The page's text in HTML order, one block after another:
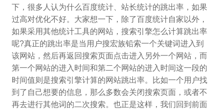
下，很多人认为什么百度统计、站长统计的跳出率，如果
过高对优化不好。大家想一下，除了百度统计自家以外，
如果采用其他统计工具的网站，搜索引擎怎么计算跳出率
呢?真正的跳出率是当用户搜宏族铅索一个关键词进入到
该网站，然后再返回搜索页面点击进入另外一个网站，而
第一个网站的进入时间和第二个网站的进入时间这一段的
时间值则是搜索引擎计算的网站跳出率。比如一个用户找
到了自己想要的信息，那么多数会关闭搜索页面，或者不
再去进行其他词的二次搜索。也正是这样，我们回到前面